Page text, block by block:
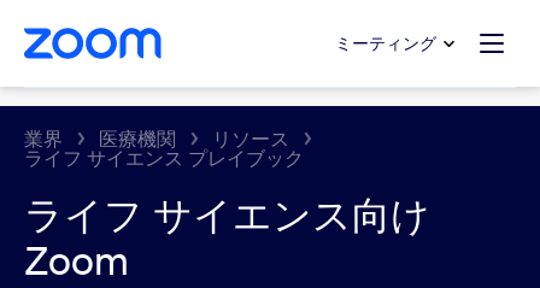
テンツへスキップ
ットへスキップ ミーティング
業界 医療機関 リソース
ライフ サイエンス プレイブック
ライフ サイエンス向け
Zoom